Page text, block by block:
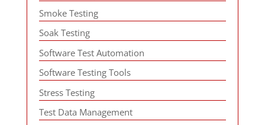
Smoke Testing
Soak Testing
Software Test Automation
Software Testing Tools
Stress Testing
Test Data Management